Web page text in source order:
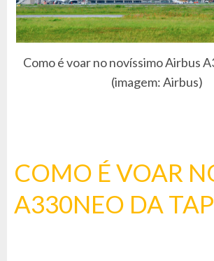
Como é voar no novíssimo Airbus
(imagem: Airbus)
COMO É VOAR
A330NEO DA TAP